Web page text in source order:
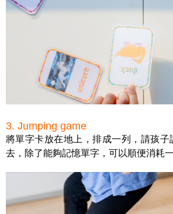
3. Jumping game
將單字卡放在地上，排成一列，請孩子
去，除了能夠記憶單字，可以順便消耗